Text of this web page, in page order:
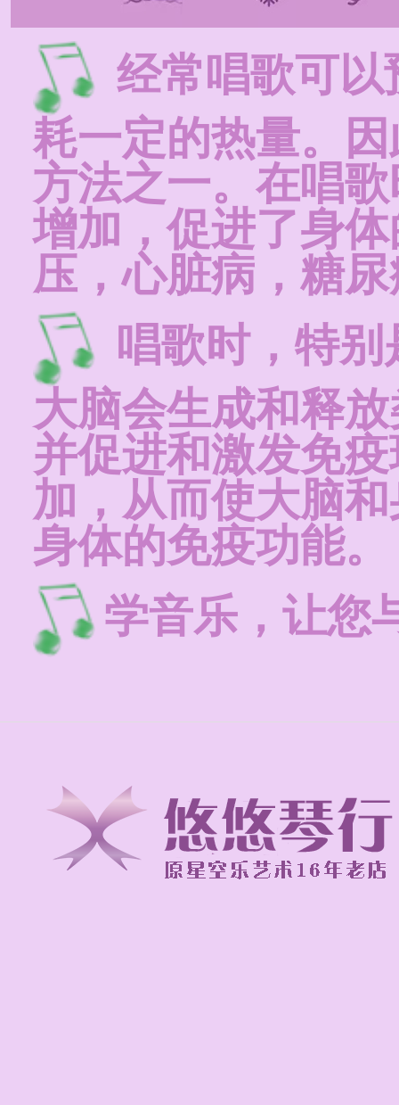
经常唱歌可
耗一定的热量。
方法之一。在唱
增加，促进了身
压，心脏病，糖
唱歌时，特
大脑会生成和释
并促进和激发免
加，从而使大脑
身体的免疫功能。
学音乐，让您